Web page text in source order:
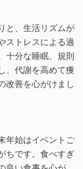
と、生活リズムが
ストレスによる過
十分な睡眠、規則
、代謝を高めて痩
改善を心がけまし
年始はイベントご
ちです。食べすぎ